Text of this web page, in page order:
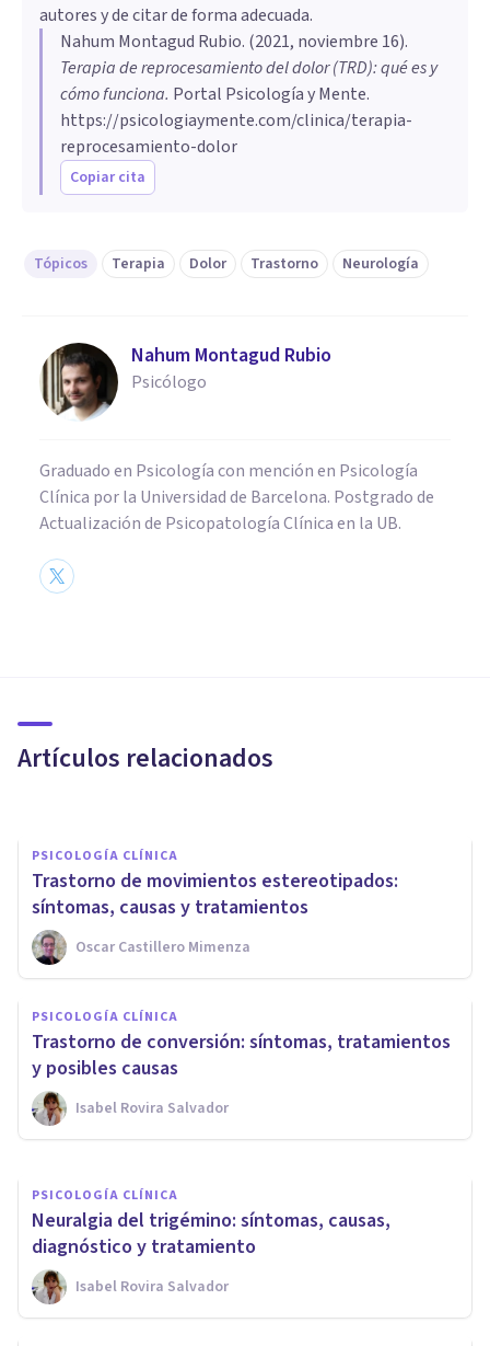
autores y de citar de forma adecuada.
Nahum Montagud Rubio. (2021, noviembre 16).
Terapia de reprocesamiento del dolor (TRD): qué es y
cómo funciona. Portal Psicología y Mente.
https://psicologiaymente.com/clinica/terapia-
reprocesamiento-dolor
Copiar cita
Tópicos Terapia Dolor Trastorno Neurología
Nahum Montagud Rubio
Psicólogo
Graduado en Psicología con mención en Psicología
Clínica por la Universidad de Barcelona. Postgrado de
Actualización de Psicopatología Clínica en la UB.
Artículos relacionados
causas, síntomas y tratamiento
PSICOLOGÍA CLÍNICA
Trastorno de movimientos estereotipados:
síntomas, causas y tratamientos
Oscar Castillero Mimenza
PSICOLOGÍA CLÍNICA
Trastorno de conversión: síntomas, tratamientos
y posibles causas
Isabel Rovira Salvador
PSICOLOGÍA CLÍNICA
Estimulación magnética
transcraneal: tipos y usos en
terapia
Oscar Castillero Mimenza
PSICOLOGÍA CLÍNICA
Neuralgia del trigémino: síntomas, causas,
diagnóstico y tratamiento
Isabel Rovira Salvador